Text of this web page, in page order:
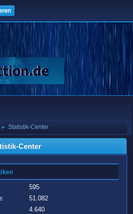
► Statistik-Center
Center
595
51.082
4.640